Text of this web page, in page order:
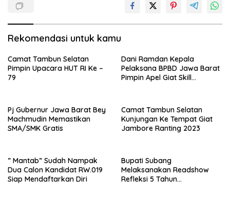
Rekomendasi untuk kamu
Camat Tambun Selatan
Pimpin Upacara HUT RI Ke –
79
Dani Ramdan Kepala
Pelaksana BPBD Jawa Barat
Pimpin Apel Giat Skill
Pj Gubernur Jawa Barat Bey
Machmudin Memastikan
SMA/SMK Gratis
Camat Tambun Selatan
Kunjungan Ke Tempat Giat
Jambore Ranting 2023
” Mantab” Sudah Nampak
Dua Calon Kandidat RW.019
Siap Mendaftarkan Diri
Bupati Subang
Melaksanakan Readshow
Refleksi 5 Tahun